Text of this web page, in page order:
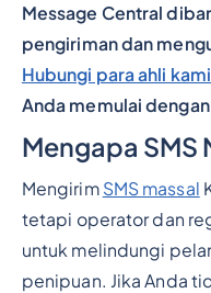
Message Central
pengiriman dan
Hubungi para ahli kami
Anda memulai
Mengapa SMS
Mengirim SMS massal
tetapi operator dan
untuk melindungi
penipuan. Jika Anda